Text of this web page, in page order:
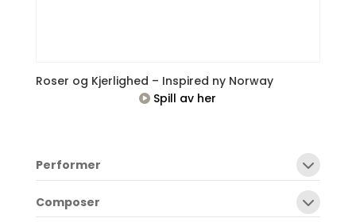
Roser og Kjerlighed – Inspired ny Norway
Spill av her
Performer
Composer